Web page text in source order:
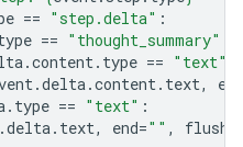
== "step.delta" :
== "thought_summary"
.content. type == "text"
.delta.content. text,
end
. type == "text" :
.delta. text, end="" , flush